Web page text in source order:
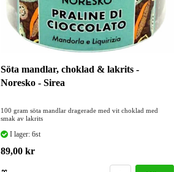
Söta mandlar, choklad & lakrits -
Noresko - Sirea
100 gram söta mandlar dragerade med vit choklad med
smak av lakrits
I lager: 6st
89,00 kr